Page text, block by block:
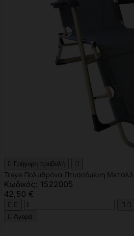
 Γρήγορη προβολή 
Traya Πολυθρόνα Πτυσσόμενη
Κωδικός: 1522005
42,50 €
   
 Αγορά